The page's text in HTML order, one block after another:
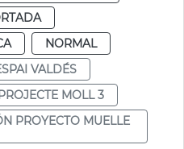
NORMAL
VALDÉS
MOLL 3
PROYECTO MUELLE